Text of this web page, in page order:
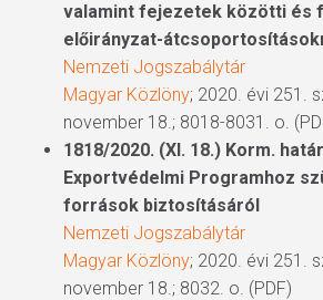
valamint fejezetek közötti és
előirányzat-
Nemzeti Jogszabálytár
Magyar Közlöny; 2020. évi 251.
november 18.; 8018-8031. o.
1818/2020. (XI. 18.) Korm.
Exportvédelmi Programhoz
források biztosításáról
Nemzeti Jogszabálytár
Magyar Közlöny; 2020. évi 251.
november 18.; 8032. o. (PDF)